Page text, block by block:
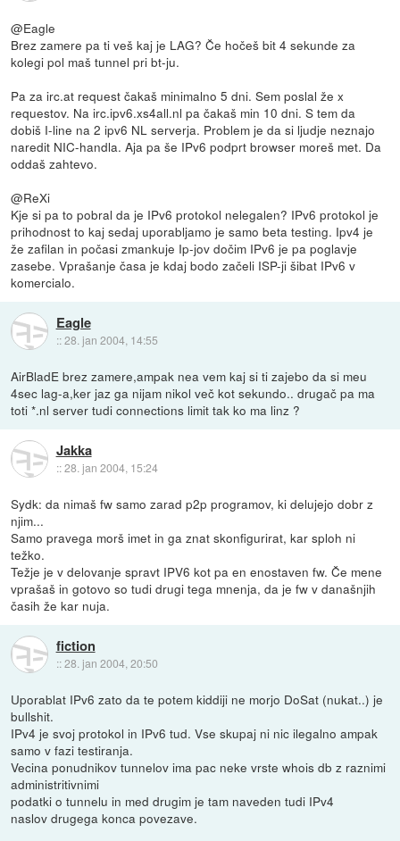
@Eagle
Brez zamere pa ti veš kaj je LAG? Če hočeš bit 4 sekunde za
kolegi pol maš tunnel pri bt-ju.
Pa za irc.at request čakaš minimalno 5 dni. Sem poslal že x
requestov. Na irc.ipv6.xs4all.nl pa čakaš min 10 dni. S tem da
dobiš I-line na 2 ipv6 NL serverja. Problem je da si ljudje neznajo
naredit NIC-handla. Aja pa še IPv6 podprt browser moreš met. Da
oddaš zahtevo.
@ReXi
Kje si pa to pobral da je IPv6 protokol nelegalen? IPv6 protokol je
prihodnost to kaj sedaj uporabljamo je samo beta testing. Ipv4 je
že zafilan in počasi zmankuje Ip-jov dočim IPv6 je pa poglavje
zasebe. Vprašanje časa je kdaj bodo začeli ISP-ji šibat IPv6 v
komercialo.
Eagle
::28. jan 2004, 14:55
AirBladE brez zamere,ampak nea vem kaj si ti zajebo da si meu
4sec lag-a,ker jaz ga nijam nikol več kot sekundo.. drugač pa ma
toti *.nl server tudi connections limit tak ko ma linz ?
Jakka
::28. jan 2004, 15:24
Sydk: da nimaš fw samo zarad p2p programov, ki delujejo dobr z
njim...
Samo pravega morš imet in ga znat skonfigurirat, kar sploh ni
težko.
Težje je v delovanje spravt IPV6 kot pa en enostaven fw. Če mene
vprašaš in gotovo so tudi drugi tega mnenja, da je fw v današnjih
časih že kar nuja.
fiction
::28. jan 2004, 20:50
Uporablat IPv6 zato da te potem kiddiji ne morjo DoSat (nukat..) je
bullshit.
IPv4 je svoj protokol in IPv6 tud. Vse skupaj ni nic ilegalno ampak
samo v fazi testiranja.
Vecina ponudnikov tunnelov ima pac neke vrste whois db z raznimi
administritivnimi
podatki o tunnelu in med drugim je tam naveden tudi IPv4
naslov drugega konca povezave.